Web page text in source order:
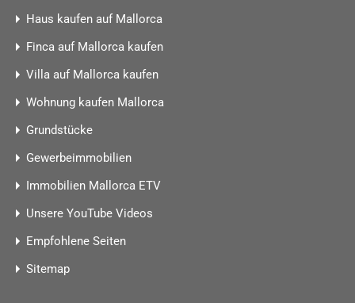
Haus kaufen auf Mallorca
Finca auf Mallorca kaufen
Villa auf Mallorca kaufen
Wohnung kaufen Mallorca
Grundstücke
Gewerbeimmobilien
Immobilien Mallorca ETV
Unsere YouTube Videos
Empfohlene Seiten
Sitemap